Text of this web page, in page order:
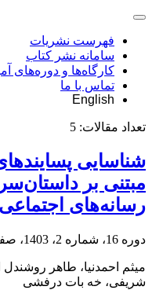
فهرست نشریات
سامانه نشر کتاب
کارگاه‌ها و
تماس با ما
English
تعداد مقالات: 5
شناسایی
مبتنی بر
رسانه‌های
دوره 16، شماره 2، 1403، صفحه
میثم احمدنیا، طاهر
شریفی، خه بات درفشی